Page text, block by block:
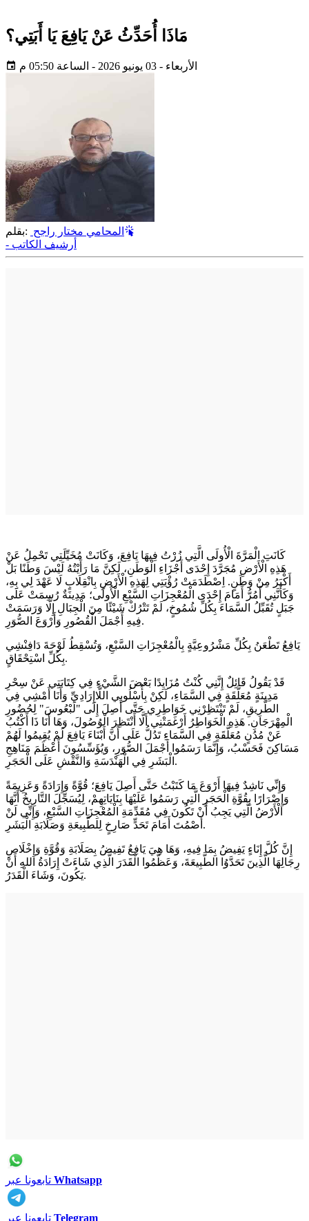
مَاذَا أُحَدِّثُ عَنْ يَافِعَ يَا أَبَتِي؟
الأربعاء - 03 يونيو 2026 - الساعة 05:50 م
بقلم: المحامي مختار راجح
- أرشيف الكاتب
كَانَتِ الْمَرَّةَ الْأُولَى الَّتِي زُرْتُ فِيهَا يَافِعَ، وَكَانَتْ مُخَيِّلَتِي تَحْمِلُ عَنْ
هَذِهِ الْأَرْضِ مُجَرَّدَ إِحْدَى أَجْزَاءِ الْوَطَنِ، لَكِنَّ مَا رَأَيْتُهُ لَيْسَ وَطَنًا بَلْ
أَكْبَرُ مِنْ وَطَنٍ. اِصْطَدَمَتْ رُؤْيَتِي لِهَذِهِ الْأَرْضِ بِانْقِلَابٍ لَا عَهْدَ لِي بِهِ،
وَكَأَنَّنِي أَمُرُّ أَمَامَ إِحْدَى الْمُعْجِزَاتِ السَّبْعِ الْأُولَى؛ مَدِينَةٌ رُسِمَتْ عَلَى
جَبَلٍ تُقَبِّلُ السَّمَاءَ بِكُلِّ شُمُوخٍ، لَمْ تَتْرُكْ شَيْئًا مِنَ الْجِبَالِ إِلَّا وَرَسَمَتْ
فِيهِ أَجْمَلَ الْقُصُورِ وَأَرْوَعَ الصُّوَرِ.
يَافِعُ تَطْعَنُ بِكُلِّ مَشْرُوعِيَّةٍ بِالْمُعْجِزَاتِ السَّبْعِ، وَتُسْقِطُ لَوْحَةَ دَافِنْشِي
بِكُلِّ اسْتِحْقَاقٍ.
قَدْ يَقُولُ قَائِلٌ إِنَّنِي كُنْتُ مُزَايِدًا بَعْضَ الشَّيْءِ فِي كِتَابَتِي عَنْ سِحْرِ
مَدِينَةٍ مُعَلَّقَةٍ فِي السَّمَاءِ، لَكِنْ بِأُسْلُوبِي اللَّاإِرَادِيِّ وَأَنَا أَمْشِي فِي
الطَّرِيقِ، لَمْ تَنْتَظِرْنِي خَوَاطِرِي حَتَّى أَصِلَ إِلَى "لَبْعُوسَ" لِحُضُورِ
الْمِهْرَجَانِ. هَذِهِ الْخَوَاطِرُ أَرْغَمَتْنِي أَلَّا أَنْتَظِرَ الْوُصُولَ، وَهَا أَنَا ذَا أَكْتُبُ
عَنْ مُدُنٍ مُعَلَّقَةٍ فِي السَّمَاءِ تَدُلُّ عَلَى أَنَّ أَبْنَاءَ يَافِعَ لَمْ يُقِيمُوا لَهُمْ
مَسَاكِنَ فَحَسْبُ، وَإِنَّمَا رَسَمُوا أَجْمَلَ الصُّوَرِ، وَيُؤَسِّسُونَ أَعْظَمَ مَنَاهِجِ
الْبَشَرِ فِي الْهَنْدَسَةِ وَالنَّقْشِ عَلَى الْحَجَرِ.
وَإِنِّي نَاشِدٌ فِيهَا أَرْوَعَ مَا كَتَبْتُ حَتَّى أَصِلَ يَافِعَ؛ قُوَّةً وَإِرَادَةً وَعَزِيمَةً
وَإِصْرَارًا بِقُوَّةِ الْحَجَرِ الَّتِي رَسَمُوا عَلَيْهَا بِنَايَاتِهِمْ، لِيُسَجِّلَ التَّارِيخُ أَنَّهَا
الْأَرْضُ الَّتِي يَجِبُ أَنْ تَكُونَ فِي مُقَدِّمَةِ الْمُعْجِزَاتِ السَّبْعِ، وَإِنِّي لَنْ
أَصْمُتَ أَمَامَ تَحَدٍّ صَارِخٍ لِلطَّبِيعَةِ وَصَلَابَةِ الْبَشَرِ.
إِنَّ كُلَّ إِنَاءٍ يَفِيضُ بِمَا فِيهِ، وَهَا هِيَ يَافِعُ تَفِيضُ بِصَلَابَةِ وَقُوَّةِ وَإِخْلَاصِ
رِجَالِهَا الَّذِينَ تَحَدَّوُا الطَّبِيعَةَ، وَعَظَّمُوا الْقَدَرَ الَّذِي شَاءَتْ إِرَادَةُ اللهِ أَنْ
يَكُونَ، وَشَاءَ الْقَدَرُ.
Whatsapp
Telegram